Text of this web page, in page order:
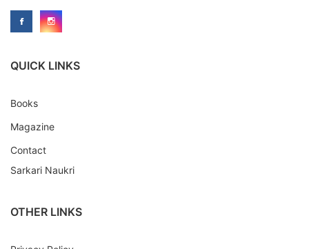
QUICK LINKS
Books
Magazine
Contact
Sarkari Naukri
OTHER LINKS